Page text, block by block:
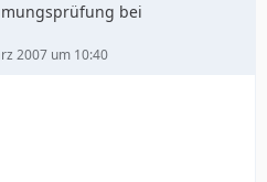
bei
2007 um 10:40